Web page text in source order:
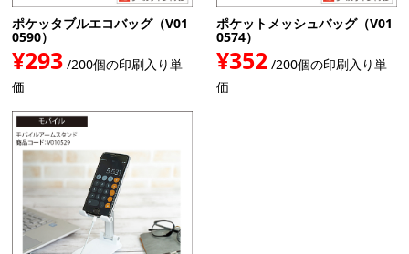
ポケッタブルエコバッグ（V01
0590）
¥293 /200個の印刷入り単
価
ポケットメッシュバッグ（V01
0574）
¥352 /200個の印刷入り単
価